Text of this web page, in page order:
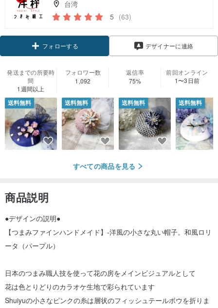
台湾
5 (63)
フォローする デザイナーに連絡
発送までの所要時
間
1週間以上
フォロワー数
1,092
返信率
75%
前回オンライン
1〜3日前
送料無料 送料無料 送料無料 送料無料
すべての商品を見る
商品説明
●デザインの説明●
【つまみファインハンドメイド】-洋風の小さな丸い帽子。和風ロリ
ータ（パープル）
日本のつまみ職人技を使って花の房をメインビジュアルとして
花は色とりどりのカラオケ生地で彩られています
Shuiyuの小さなピンクの糸は層状のフィッシュテールボウを折りま